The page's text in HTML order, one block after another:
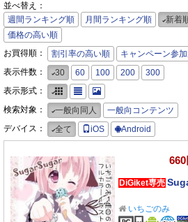
並べ替え：
週間ランキング順
月間ランキング順 新着
価格の高い順
お買得順：
割引率の高い順 キャンペーン参
表示件数：
30 60 100 200
300
表示形式：
検索対象：
一般向同人
一般向コンテンツ
デバイス：
全て iOS Android
660
DiGiket専売
いちごのみ